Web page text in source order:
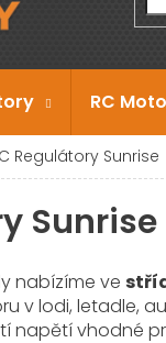
RC
Regulátory Sunrise
Sunrise
nabízíme ve
v lodi, letadle,
napětí vhodné